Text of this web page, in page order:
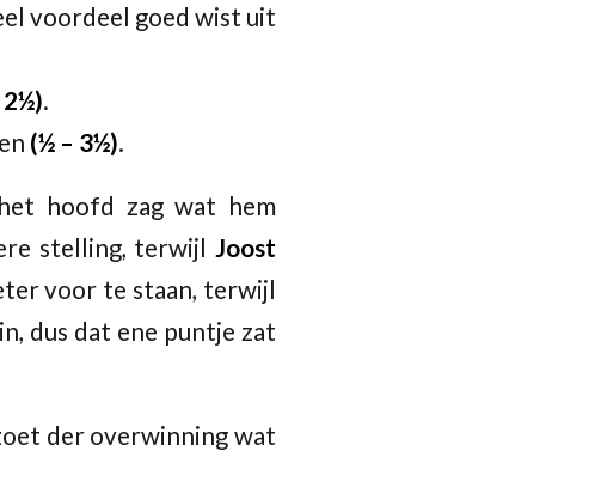
voordeel goed wist uit
2½).
(½ – 3½).
hoofd zag wat hem
stelling, terwijl Joost
voor te staan, terwijl
dus dat ene puntje zat
der overwinning wat